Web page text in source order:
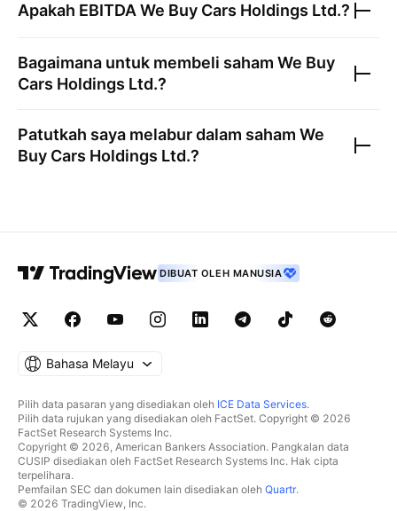
Apakah EBITDA We Buy Cars Holdings Ltd.?
Bagaimana untuk membeli saham We Buy
Cars Holdings Ltd.?
Patutkah saya melabur dalam saham We
Buy Cars Holdings Ltd.?
DIBUAT OLEH MANUSIA
Bahasa Melayu
Pilih data pasaran yang disediakan oleh ICE Data Services.
Pilih data rujukan yang disediakan oleh FactSet. Copyright © 2026
FactSet Research Systems Inc.
Copyright © 2026, American Bankers Association. Pangkalan data
CUSIP disediakan oleh FactSet Research Systems Inc. Hak cipta
terpelihara.
Pemfailan SEC dan dokumen lain disediakan oleh Quartr.
© 2026 TradingView, Inc.